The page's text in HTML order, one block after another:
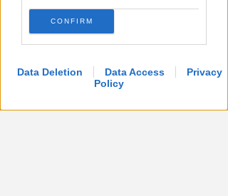
CONFIRM
Data Deletion Data Access
Privacy
Policy
Redazione